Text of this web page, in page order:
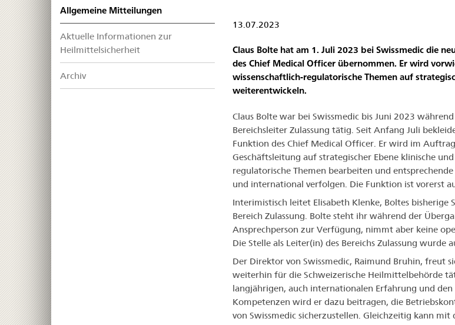
Allgemeine Mitteilungen
Aktuelle Informationen zur
Heilmittelsicherheit
Archiv
13.07.2023
Claus Bolte hat am 1. Juli 2023 bei Swissmedic die
des Chief Medical Officer übernommen. Er wird
wissenschaftlich-regulatorische Themen auf
weiterentwickeln.
Claus Bolte war bei Swissmedic bis Juni 2023
Bereichsleiter Zulassung tätig. Seit Anfang Juli
Funktion des Chief Medical Officer. Er wird im
Geschäftsleitung auf strategischer Ebene klinische
regulatorische Themen bearbeiten und
und international verfolgen. Die Funktion ist vorerst
Interimistisch leitet Elisabeth Klenke, Boltes bisherige
Bereich Zulassung. Bolte steht ihr während der
Ansprechperson zur Verfügung, nimmt aber keine
Die Stelle als Leiter(in) des Bereichs Zulassung wurde
Der Direktor von Swissmedic, Raimund Bruhin, freut
weiterhin für die Schweizerische Heilmittelbehörde
langjährigen, auch internationalen Erfahrung und den
Kompetenzen wird er dazu beitragen, die
von Swissmedic sicherzustellen. Gleichzeitig kann mit